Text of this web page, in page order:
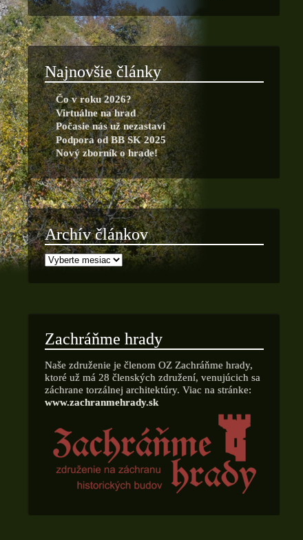
Najnovšie články
Čo v roku 2026?
Virtuálne na hrad
Počasie nás už nezastaví
Podpora od BB SK 2025
Nový zborník o hrade!
Archív článkov
Zachráňme hrady
Naše združenie je členom OZ Zachráňme hrady,
ktoré už má 28 členských združení, venujúcich sa
záchrane torzálnej architektúry. Viac na stránke:
www.zachranmehrady.sk